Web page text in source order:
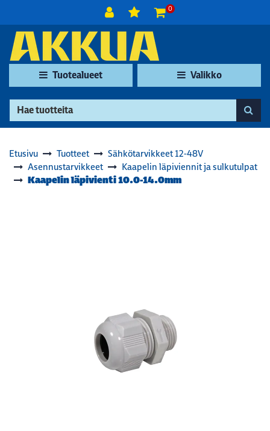
0
Tuotealueet Valikko
Etusivu Tuotteet
Sähkötarvikkeet 12-48V
Asennustarvikkeet
Kaapelin läpiviennit ja sulkutulpat
Kaapelin läpivienti 10.0-14.0mm